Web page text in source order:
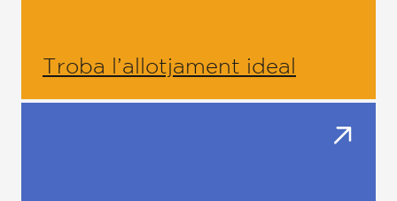
Troba l’allotjament ideal